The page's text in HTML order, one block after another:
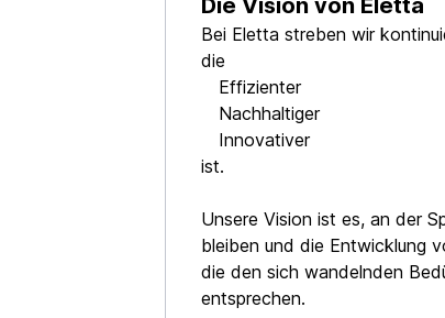
Die Vision von Eletta
Bei Eletta streben wir
die
Effizienter
Nachhaltiger
Innovativer
ist.
Unsere Vision ist es, an der
bleiben und die Entwicklung
die den sich wandelnden
entsprechen.